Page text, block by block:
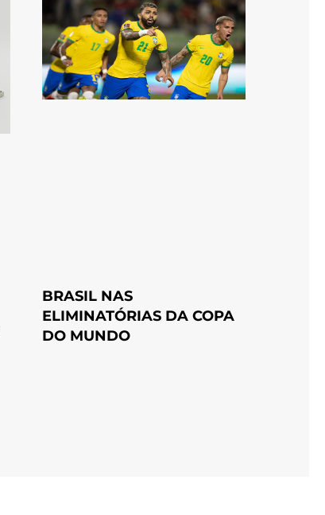
BRASIL NAS
ELIMINATÓRIAS DA COPA
DO MUNDO